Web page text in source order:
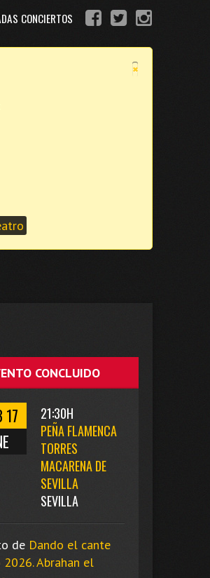
CONCIERTOS
×
CONCLUIDO
17
21:30H
PEÑA FLAMENCA
TORRES
MACARENA DE
SEVILLA
SEVILLA
de Dando el cante
2026. Abrahan el